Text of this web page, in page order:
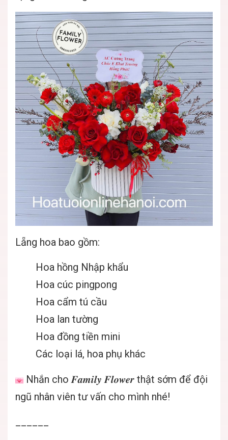
Lẵng hoa bao gồm:
Hoa hồng Nhập khẩu
Hoa cúc pingpong
Hoa cẩm tú cầu
Hoa lan tường
Hoa đồng tiền mini
Các loại lá, hoa phụ khác
Nhắn cho 𝑭𝒂𝒎𝒊𝒍𝒚 𝑭𝒍𝒐𝒘𝒆𝒓 thật sớm để đội
ngũ nhân viên tư vấn cho mình nhé!